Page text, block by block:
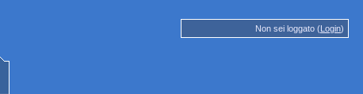
Non sei loggato (Login)